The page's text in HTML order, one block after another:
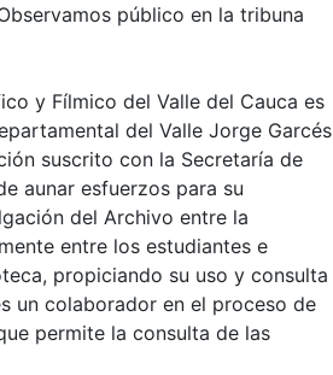
público en la tribuna
y Fílmico del Valle del Cauca es
del Valle Jorge Garcés
suscrito con la Secretaría de
aunar esfuerzos para su
del Archivo entre la
entre los estudiantes e
propiciando su uso y consulta
un colaborador en el proceso de
permite la consulta de las